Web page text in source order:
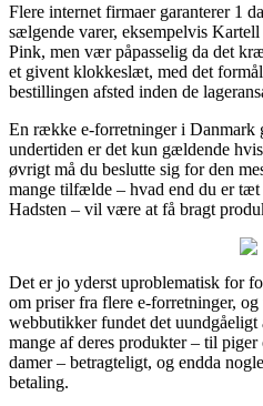
Flere internet firmaer garanterer 1
sælgende varer, eksempelvis
Pink, men vær påpasselig da det
et givent klokkeslæt, med det
bestillingen afsted inden de
En række e-forretninger i Danmark
undertiden er det kun gældende
øvrigt må du beslutte sig for den
mange tilfælde – hvad end du er
Hadsten – vil være at få bragt
Det er jo yderst uproblematisk for
om priser fra flere e-forretninger,
webbutikker fundet det
mange af deres produkter – til
damer – betragteligt, og endda
betaling.